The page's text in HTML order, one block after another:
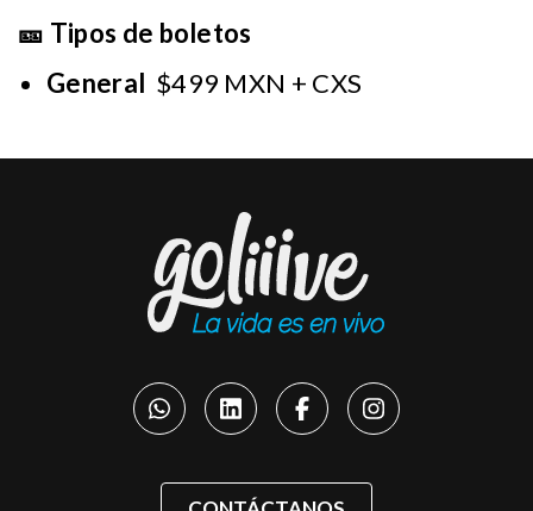
🎫 Tipos de boletos
General $499 MXN + CXS